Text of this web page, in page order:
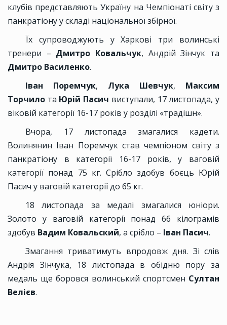
клубів представляють Україну на Чемпіонаті світу з
панкратіону у складі національної збірної.
Їх супроводжують у Харкові три волинські
тренери – Дмитро Ковальчук, Андрій Зінчук та
Дмитро Василенко.
Іван Поремчук, Лука Шевчук, Максим
Торчило та Юрій Пасич виступали, 17 листопада, у
віковій категорії 16-17 років у розділі «традішн».
Вчора, 17 листопада змагалися кадети.
Волинянин Іван Поремчук став чемпіоном світу з
панкратіону в категорії 16-17 років, у ваговій
категорії понад 75 кг. Срібло здобув боєць Юрій
Пасич у ваговій категорії до 65 кг.
18 листопада за медалі змагалися юніори.
Золото у ваговій категорії понад 66 кілограмів
здобув Вадим Ковальский, а срібло – Іван Пасич.
Змагання триватимуть впродовж дня. Зі слів
Андрія Зінчука, 18 листопада в обідню пору за
медаль ще боровся волинський спортсмен Султан
Велієв.